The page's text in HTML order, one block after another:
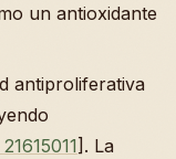
un antioxidante
antiproliferativa
]. La